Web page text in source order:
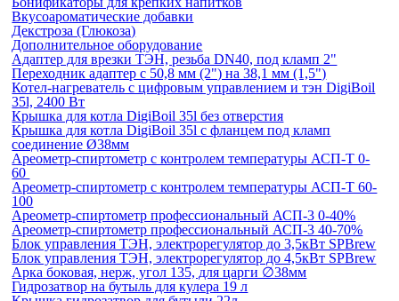
Вкусоароматические добавки
Декстроза (Глюкоза)
Дополнительное оборудование
Адаптер для врезки ТЭН, резьба DN40, под кламп 2"
Переходник адаптер с 50,8 мм (2") на 38,1 мм (1,5")
Котел-нагреватель с цифровым управлением и тэн DigiBoil
35l, 2400 Вт
Крышка для котла DigiBoil 35l без отверстия
Крышка для котла DigiBoil 35l с фланцем под кламп
соединение Ø38мм
Ареометр-спиртометр с контролем температуры АСП-Т 0-
60
Ареометр-спиртометр с контролем температуры АСП-Т 60-
100
Ареометр-спиртометр профессиональный АСП-3 0-40%
Ареометр-спиртометр профессиональный АСП-3 40-70%
Блок управления ТЭН, электрорегулятор до 3,5кВт SPBrew
Блок управления ТЭН, электрорегулятор до 4,5кВт SPBrew
Арка боковая, нерж, угол 135, для царги ∅38мм
Гидрозатвор на бутыль для кулера 19 л